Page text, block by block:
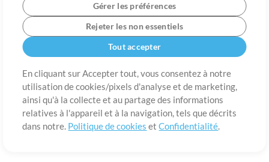
Gérer les préférences
Rejeter les non essentiels
Tout accepter
En cliquant sur Accepter tout, vous consentez à notre
utilisation de cookies/pixels d'analyse et de marketing,
ainsi qu'à la collecte et au partage des informations
relatives à l'appareil et à la navigation, tels que décrits
dans notre. Politique de cookies etConfidentialité.